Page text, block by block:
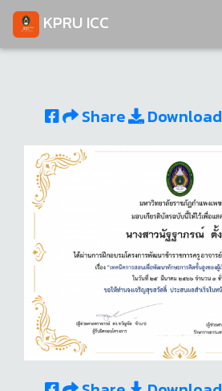
KPRU ICC
Share Download